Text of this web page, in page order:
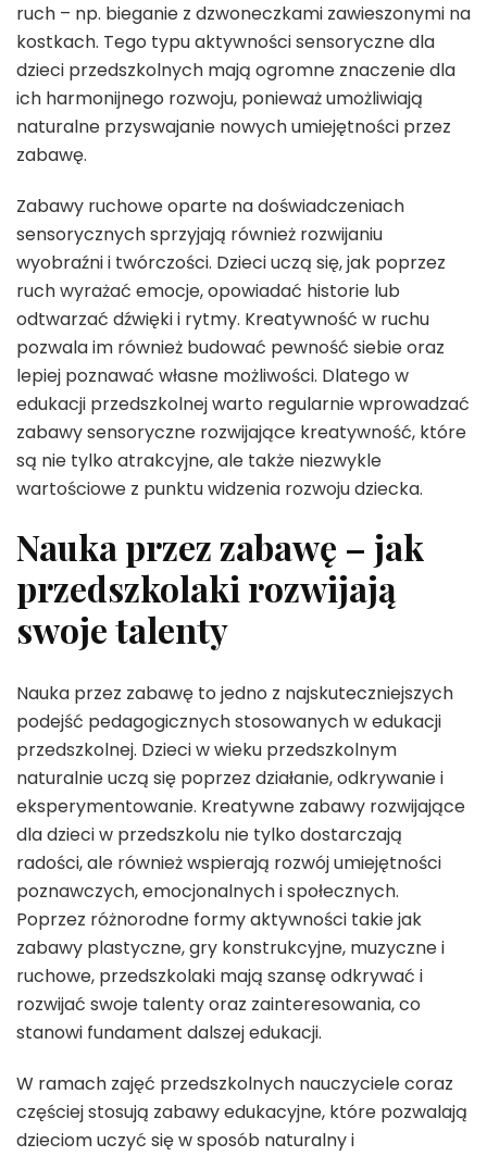
ruch – np. bieganie z dzwoneczkami zawieszonymi na
kostkach. Tego typu aktywności sensoryczne dla
dzieci przedszkolnych mają ogromne znaczenie dla
ich harmonijnego rozwoju, ponieważ umożliwiają
naturalne przyswajanie nowych umiejętności przez
zabawę.
Zabawy ruchowe oparte na doświadczeniach
sensorycznych sprzyjają również rozwijaniu
wyobraźni i twórczości. Dzieci uczą się, jak poprzez
ruch wyrażać emocje, opowiadać historie lub
odtwarzać dźwięki i rytmy. Kreatywność w ruchu
pozwala im również budować pewność siebie oraz
lepiej poznawać własne możliwości. Dlatego w
edukacji przedszkolnej warto regularnie wprowadzać
zabawy sensoryczne rozwijające kreatywność, które
są nie tylko atrakcyjne, ale także niezwykle
wartościowe z punktu widzenia rozwoju dziecka.
Nauka przez zabawę – jak
przedszkolaki rozwijają
swoje talenty
Nauka przez zabawę to jedno z najskuteczniejszych
podejść pedagogicznych stosowanych w edukacji
przedszkolnej. Dzieci w wieku przedszkolnym
naturalnie uczą się poprzez działanie, odkrywanie i
eksperymentowanie. Kreatywne zabawy rozwijające
dla dzieci w przedszkolu nie tylko dostarczają
radości, ale również wspierają rozwój umiejętności
poznawczych, emocjonalnych i społecznych.
Poprzez różnorodne formy aktywności takie jak
zabawy plastyczne, gry konstrukcyjne, muzyczne i
ruchowe, przedszkolaki mają szansę odkrywać i
rozwijać swoje talenty oraz zainteresowania, co
stanowi fundament dalszej edukacji.
W ramach zajęć przedszkolnych nauczyciele coraz
częściej stosują zabawy edukacyjne, które pozwalają
dzieciom uczyć się w sposób naturalny i